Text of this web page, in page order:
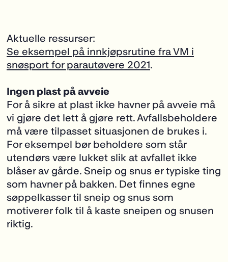
Aktuelle ressurser:
Se eksempel på innkjøpsrutine fra VM i
snøsport for parautøvere 2021.
Ingen plast på avveie
For å sikre at plast ikke havner på avveie må
vi gjøre det lett å gjøre rett. Avfallsbeholdere
må være tilpasset situasjonen de brukes i.
For eksempel bør beholdere som står
utendørs være lukket slik at avfallet ikke
blåser av gårde. Sneip og snus er typiske ting
som havner på bakken. Det finnes egne
søppelkasser til sneip og snus som
motiverer folk til å kaste sneipen og snusen
riktig.